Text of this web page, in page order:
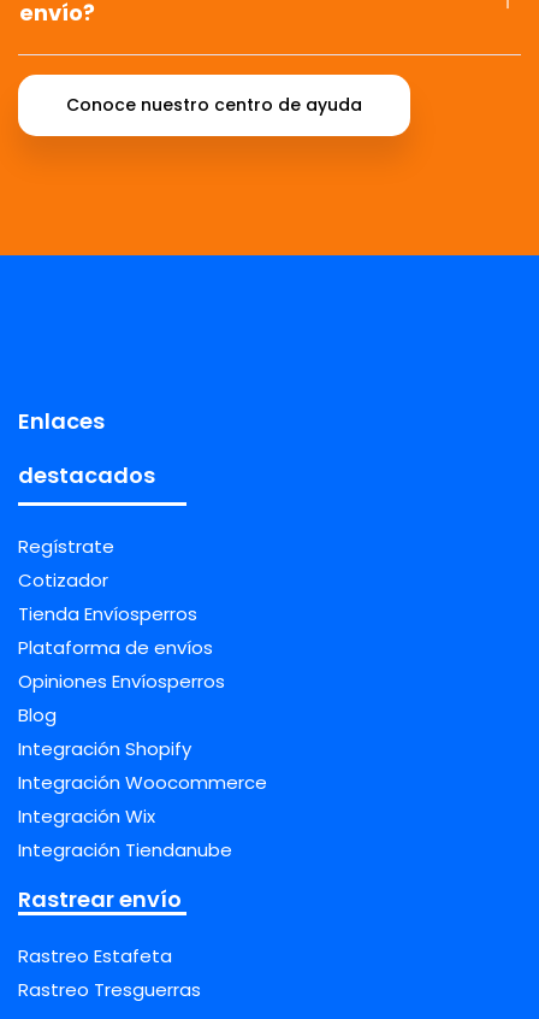
envío?
Conoce nuestro centro de ayuda
Enlaces
destacados
Regístrate
Cotizador
Tienda Envíosperros
Plataforma de envíos
Opiniones Envíosperros
Blog
Integración Shopify
Integración Woocommerce
Integración Wix
Integración Tiendanube
Rastrear envío
Rastreo Estafeta
Rastreo Tresguerras